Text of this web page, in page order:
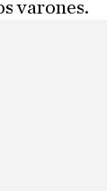
varones.